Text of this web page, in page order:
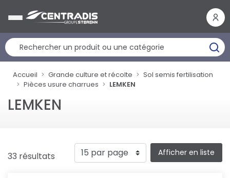
Accueil Grande culture et récolte
Sol semis fertilisation
Pièces usure charrues
LEMKEN
LEMKEN
33 résultats Afficher en liste